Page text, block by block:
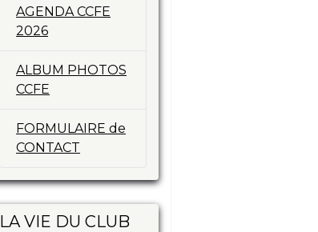
AGENDA CCFE
2026
ALBUM PHOTOS
CCFE
FORMULAIRE de
CONTACT
LA VIE DU CLUB